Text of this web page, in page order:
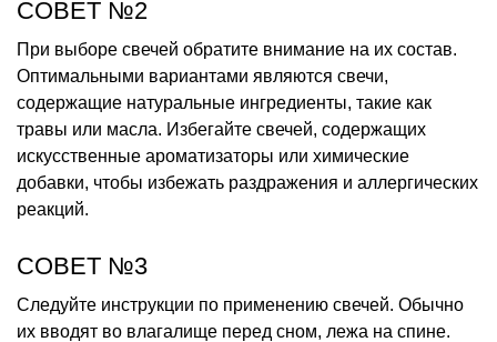
СОВЕТ №2
При выборе свечей обратите внимание на их состав.
Оптимальными вариантами являются свечи,
содержащие натуральные ингредиенты, такие как
травы или масла. Избегайте свечей, содержащих
искусственные ароматизаторы или химические
добавки, чтобы избежать раздражения и аллергических
реакций.
СОВЕТ №3
Следуйте инструкции по применению свечей. Обычно
их вводят во влагалище перед сном, лежа на спине.